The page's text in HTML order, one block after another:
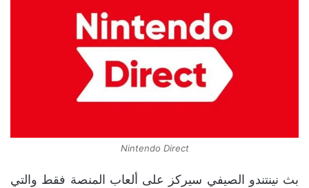
Nintendo Direct
بث نينتندو الصيفي سيركز على ألعاب المنصة فقط والتي